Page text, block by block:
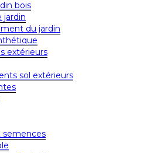
bois
jardin
du jardin
extérieurs
sol extérieurs
semences